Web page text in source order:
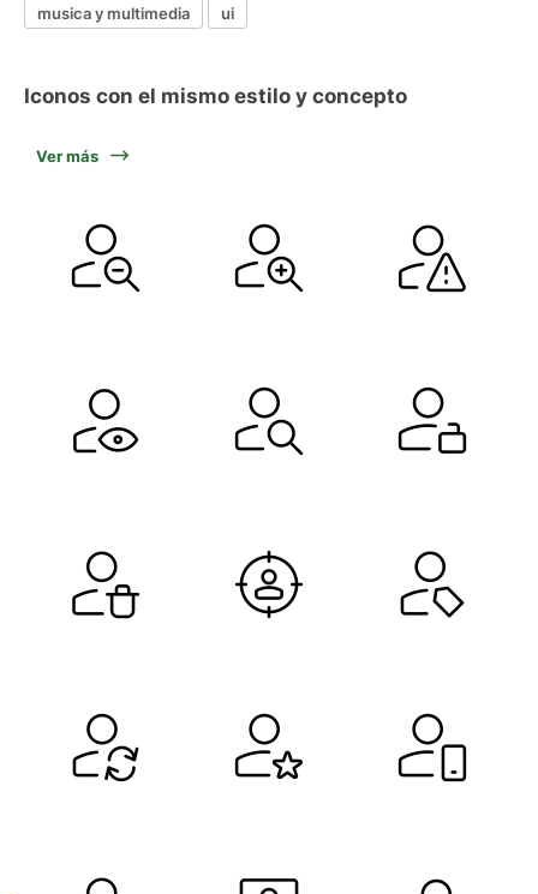
musica y multimedia
ui
Iconos con el mismo estilo y concepto
Ver más